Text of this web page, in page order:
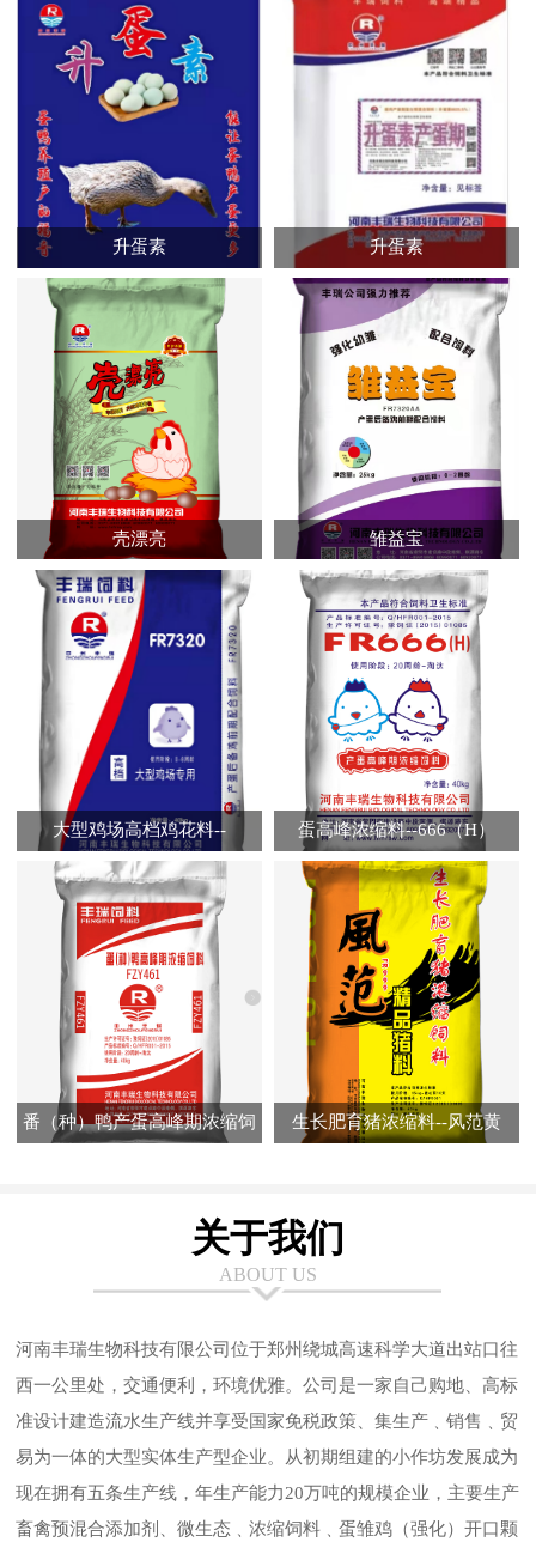
升蛋素 升蛋素
壳漂亮 雏益宝
大型鸡场高档鸡花料--
FR7320（A）
蛋高峰浓缩料--666（H）
番（种）鸭产蛋高峰期浓缩饲 生长肥育猪浓缩料--风范黄
关于我们
ABOUT US
河南丰瑞生物科技有限公司位于郑州绕城高速科学大道出站口往
西一公里处，交通便利，环境优雅。公司是一家自己购地、高标
准设计建造流水生产线并享受国家免税政策、集生产﹑销售﹑贸
易为一体的大型实体生产型企业。从初期组建的小作坊发展成为
现在拥有五条生产线，年生产能力20万吨的规模企业，主要生产
畜禽预混合添加剂、微生态﹑浓缩饲料﹑蛋雏鸡（强化）开口颗